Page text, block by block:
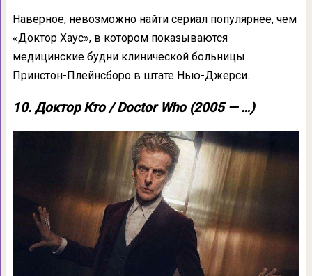
Наверное, невозможно найти сериал популярнее, чем
«Доктор Хаус», в котором показываются
медицинские будни клинической больницы
Принстон-Плейнсборо в штате Нью-Джерси.
10. Доктор Кто / Doctor Who (2005 — …)